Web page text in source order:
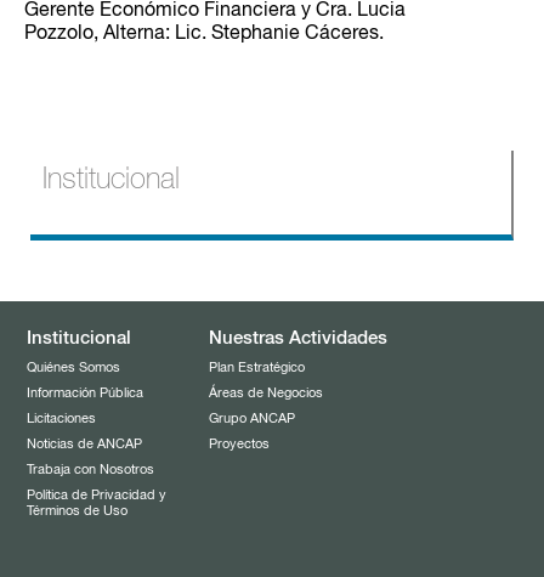
Institucional
Misión, Visión y Valores
Autoridades
Reseña Histórica
Acervo Arquitectónico
Licitaciones
Noticias de ANCAP
Gerente Económico Financiera y Cra. Lucia
Pozzolo, Alterna: Lic. Stephanie Cáceres.
Institucional
Quiénes Somos
Información Pública
Licitaciones
Noticias de ANCAP
Trabaja con Nosotros
Política de Privacidad y
Términos de Uso
Nuestras Actividades
Plan Estratégico
Áreas de Negocios
Grupo ANCAP
Proyectos